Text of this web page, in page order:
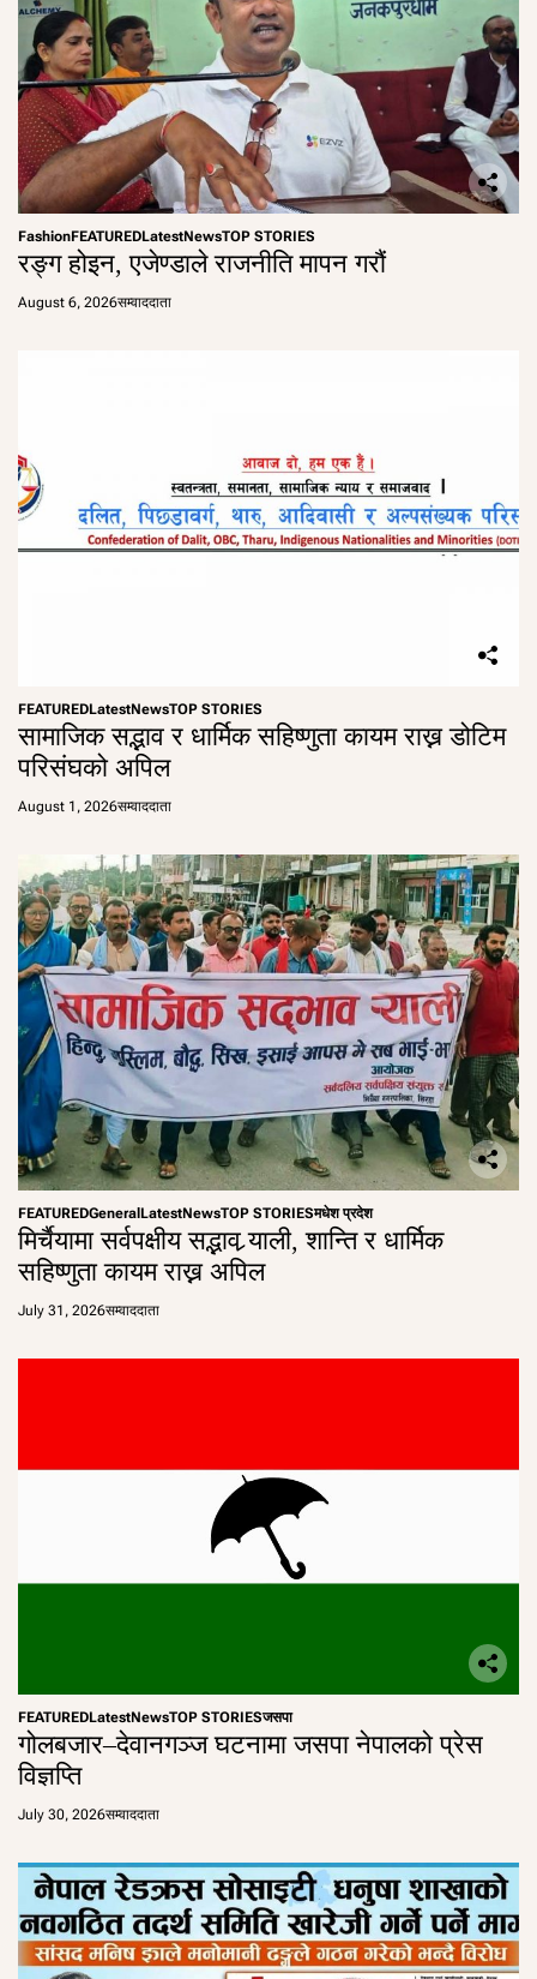
FashionFEATUREDLatestNewsTOP STORIES
रङ्ग होइन, एजेण्डाले राजनीति मापन गरौं
August 6, 2026सम्वाददाता
FEATUREDLatestNewsTOP STORIES
सामाजिक सद्भाव र धार्मिक सहिष्णुता कायम राख्न डोटिम
परिसंघको अपिल
August 1, 2026सम्वाददाता
FEATUREDGeneral LatestNewsTOP STORIESमधेश प्रदेश
मिर्चैयामा सर्वपक्षीय सद्भाव र्‍याली, शान्ति र धार्मिक
सहिष्णुता कायम राख्न अपिल
July 31, 2026सम्वाददाता
FEATUREDLatestNewsTOP STORIESजसपा
गोलबजार–देवानगञ्ज घटनामा जसपा नेपालको प्रेस
विज्ञप्ति
July 30, 2026सम्वाददाता